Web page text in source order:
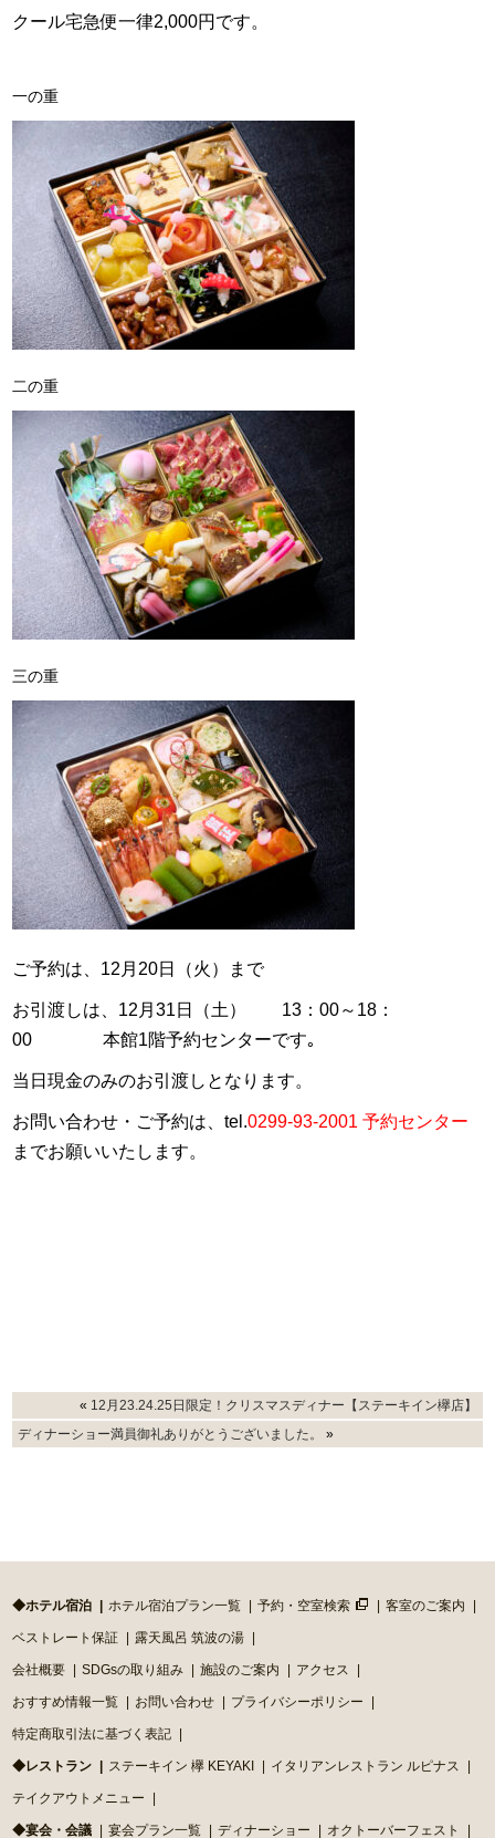
クール宅急便一律2,000円です。
一の重
二の重
三の重
ご予約は、12月20日（火）まで
お引渡しは、12月31日（土） 13：00～18：
00 本館1階予約センターです｡
当日現金のみのお引渡しとなります。
お問い合わせ・ご予約は、tel.0299-93-2001 予約センター
までお願いいたします。
« 12月23.24.25日限定！クリスマスディナー【ステーキイン欅店】
ディナーショー満員御礼ありがとうございました。
»
◆ホテル宿泊 ホテル宿泊プラン一覧 予約・空室検索 客室のご案内
ベストレート保証 露天風呂 筑波の湯
会社概要 SDGsの取り組み 施設のご案内 アクセス
おすすめ情報一覧 お問い合わせ プライバシーポリシー
特定商取引法に基づく表記
◆レストラン ステーキイン 欅 KEYAKI イタリアンレストラン ルピナス
テイクアウトメニュー
◆宴会・会議 宴会プラン一覧 ディナーショー オクトーバーフェスト